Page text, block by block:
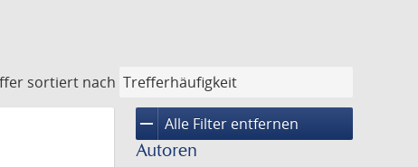
sortiert nach
remove Alle Filter entfernen
Autoren